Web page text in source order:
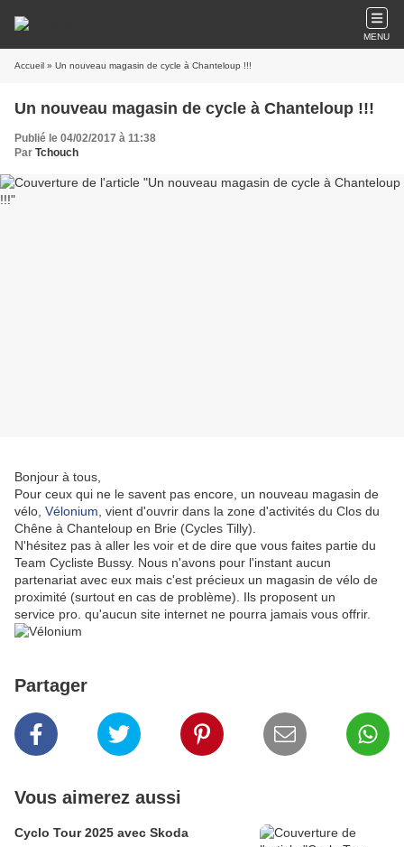
MENU
Accueil » Un nouveau magasin de cycle à Chanteloup !!!
Un nouveau magasin de cycle à Chanteloup !!!
Publié le 04/02/2017 à 11:38
Par Tchouch
Bonjour à tous,
Pour ceux qui ne le savent pas encore, un nouveau magasin de
vélo, Vélonium , vient d'ouvrir dans la zone d'activités du Clos du
Chêne à Chanteloup en Brie (Cycles Tilly).
N'hésitez pas à aller les voir et de dire que vous faites partie du
Team Cycliste Bussy. Nous n'avons pour l'instant aucun
partenariat avec eux mais c'est précieux un magasin de vélo de
proximité (surtout en cas de problème). Ils proposent un
service pro. qu'aucun site internet ne pourra jamais vous offrir.
Partager
Vous aimerez aussi
Cyclo Tour 2025 avec Skoda